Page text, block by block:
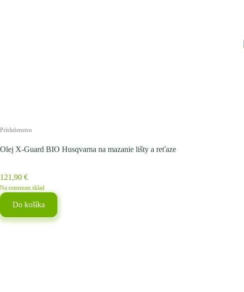
Príslušenstvo
Olej X-Guard BIO Husqvarna na mazanie lišty a reťaze
121,90 €
Na externom sklad
Do košíka